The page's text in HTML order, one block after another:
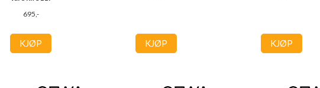
695,-
KJØP KJØP KJØP